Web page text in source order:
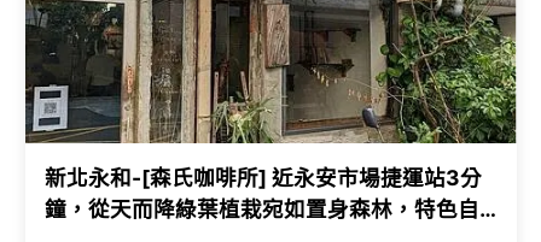
新北永和-[森氏咖啡所] 近永安市場捷運站3分
鐘，從天而降綠葉植栽宛如置身森林，特色自